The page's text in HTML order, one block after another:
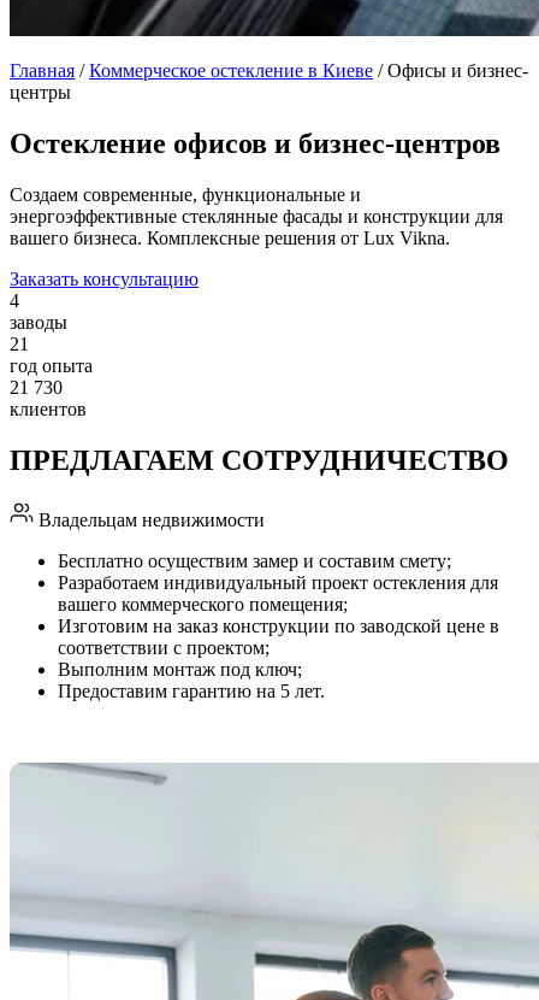
Главная /Коммерческое остекление в Киеве /Офисы и бизнес-
центры
Остекление офисов и бизнес-центров
Создаем современные, функциональные и
энергоэффективные стеклянные фасады и конструкции для
вашего бизнеса. Комплексные решения от Lux Vikna.
Заказать консультацию
4
заводы
21
год опыта
21 730
клиентов
ПРЕДЛАГАЕМ СОТРУДНИЧЕСТВО
Владельцам недвижимости
Бесплатно осуществим замер и составим смету;
Разработаем индивидуальный проект остекления для
вашего коммерческого помещения;
Изготовим на заказ конструкции по заводской цене в
соответствии с проектом;
Выполним монтаж под ключ;
Предоставим гарантию на 5 лет.